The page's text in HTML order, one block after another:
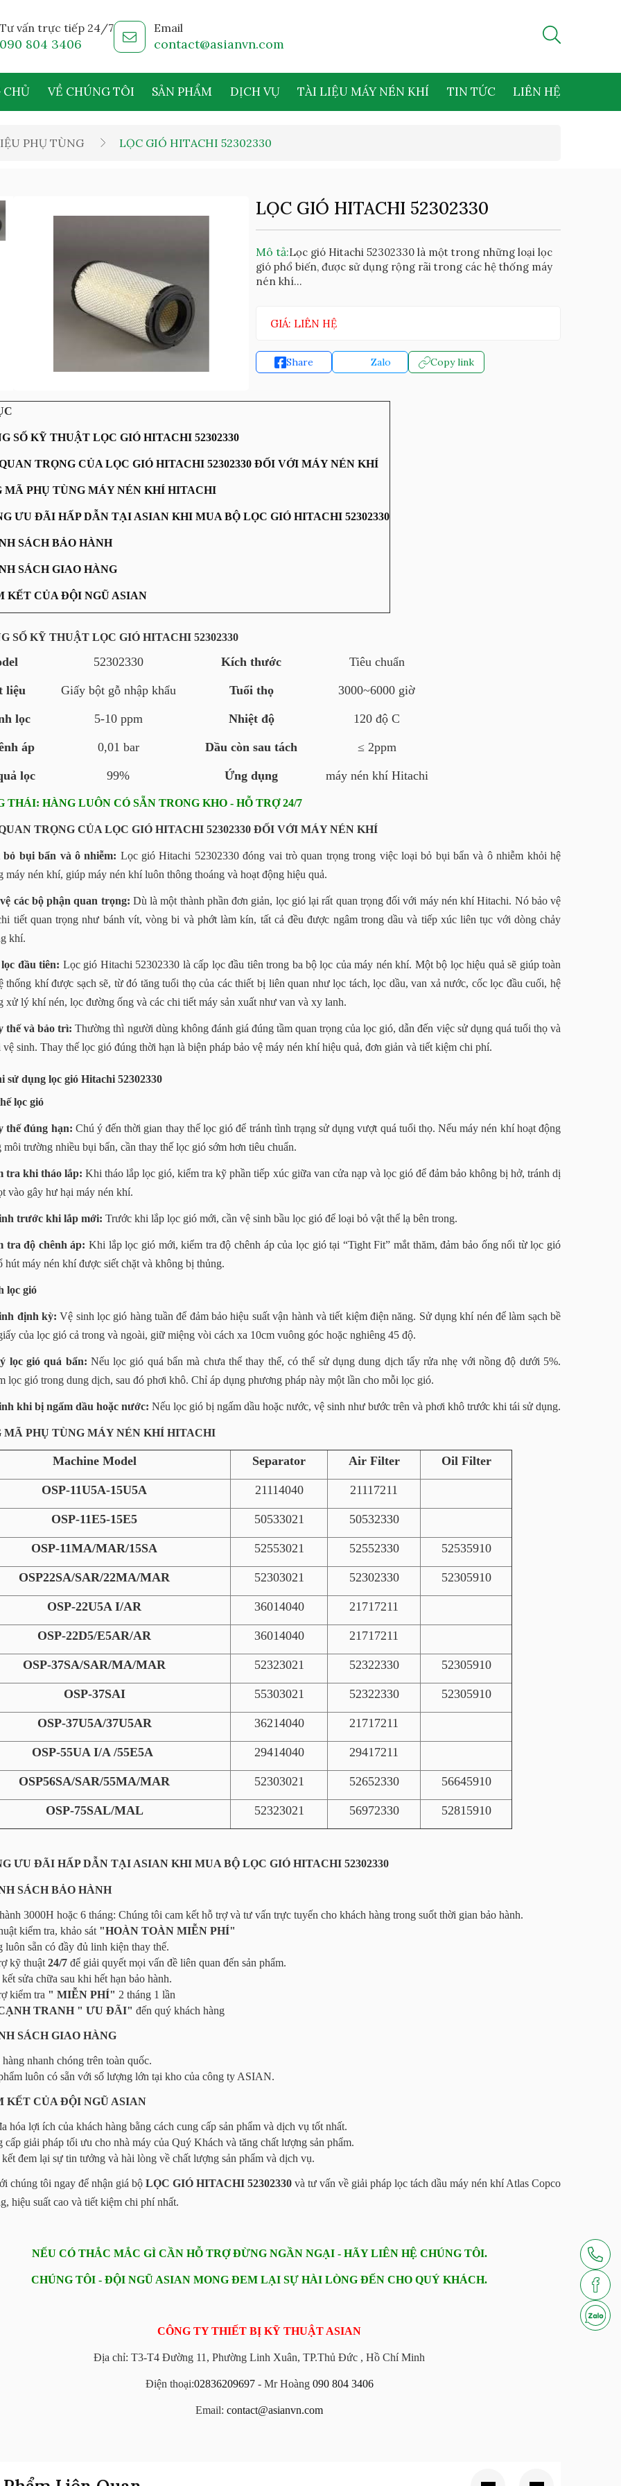
Tư vấn trực tiếp 24/7
090 804 3406
Email
contact@asianvn.com
CHỦ VỀ CHÚNG TÔI SẢN PHẨM DỊCH VỤ TÀI LIỆU MÁY NÉN KHÍ TIN TỨC LIÊN HỆ
PHỤ TÙNG LỌC GIÓ HITACHI 52302330
LỌC GIÓ HITACHI 52302330
Mô tả:Lọc gió Hitachi 52302330 là một trong những loại lọc
gió phổ biến, được sử dụng rộng rãi trong các hệ thống máy
nén khí...
GIÁ: LIÊN HỆ
Share Zalo Copy link
SỐ KỸ THUẬT LỌC GIÓ HITACHI 52302330
TRỌNG CỦA LỌC GIÓ HITACHI 52302330 ĐỐI VỚI MÁY NÉN KHÍ
MÃ PHỤ TÙNG MÁY NÉN KHÍ HITACHI
ƯU ĐÃI HẤP DẪN TẠI ASIAN KHI MUA BỘ LỌC GIÓ HITACHI 52302330
SÁCH BẢO HÀNH
SÁCH GIAO HÀNG
KẾT CỦA ĐỘI NGŨ ASIAN
SỐ KỸ THUẬT LỌC GIÓ HITACHI 52302330
52302330 Kích thước Tiêu chuẩn
liệu Giấy bột gỗ nhập khẩu Tuổi thọ 3000~6000 giờ
lọc 5-10 ppm Nhiệt độ 120 độ C
áp 0,01 bar Dầu còn sau tách ≤ 2ppm
lọc 99% Ứng dụng máy nén khí Hitachi
THÁI: HÀNG LUÔN CÓ SẴN TRONG KHO - HỖ TRỢ 24/7
TRỌNG CỦA LỌC GIÓ HITACHI 52302330 ĐỐI VỚI MÁY NÉN KHÍ
bỏ bụi bẩn và ô nhiễm: Lọc gió Hitachi 52302330 đóng vai trò quan trọng trong việc loại bỏ bụi bẩn và ô nhiễm khỏi hệ
máy nén khí, giúp máy nén khí luôn thông thoáng và hoạt động hiệu quả.
các bộ phận quan trọng: Dù là một thành phần đơn giản, lọc gió lại rất quan trọng đối với máy nén khí Hitachi. Nó bảo vệ
tiết quan trọng như bánh vít, vòng bi và phớt làm kín, tất cả đều được ngâm trong dầu và tiếp xúc liên tục với dòng chảy
khí.
đầu tiên: Lọc gió Hitachi 52302330 là cấp lọc đầu tiên trong ba bộ lọc của máy nén khí. Một bộ lọc hiệu quả sẽ giúp toàn
thống khí được sạch sẽ, từ đó tăng tuổi thọ của các thiết bị liên quan như lọc tách, lọc dầu, van xả nước, cốc lọc đầu cuối, hệ
xử lý khí nén, lọc đường ống và các chi tiết máy sản xuất như van và xy lanh.
thế và bảo trì: Thường thì người dùng không đánh giá đúng tầm quan trọng của lọc gió, dẫn đến việc sử dụng quá tuổi thọ và
sinh. Thay thế lọc gió đúng thời hạn là biện pháp bảo vệ máy nén khí hiệu quả, đơn giản và tiết kiệm chi phí.
sử dụng lọc gió Hitachi 52302330
lọc gió
thế đúng hạn: Chú ý đến thời gian thay thế lọc gió để tránh tình trạng sử dụng vượt quá tuổi thọ. Nếu máy nén khí hoạt động
môi trường nhiều bụi bẩn, cần thay thế lọc gió sớm hơn tiêu chuẩn.
tra khi tháo lắp: Khi tháo lắp lọc gió, kiểm tra kỹ phần tiếp xúc giữa van cửa nạp và lọc gió để đảm bảo không bị hở, tránh dị
vào gây hư hại máy nén khí.
trước khi lắp mới: Trước khi lắp lọc gió mới, cần vệ sinh bầu lọc gió để loại bỏ vật thể lạ bên trong.
tra độ chênh áp: Khi lắp lọc gió mới, kiểm tra độ chênh áp của lọc gió tại “Tight Fit” mắt thăm, đảm bảo ống nối từ lọc gió
hút máy nén khí được siết chặt và không bị thủng.
lọc gió
định kỳ: Vệ sinh lọc gió hàng tuần để đảm bảo hiệu suất vận hành và tiết kiệm điện năng. Sử dụng khí nén để làm sạch bề
của lọc gió cả trong và ngoài, giữ miệng vòi cách xa 10cm vuông góc hoặc nghiêng 45 độ.
lọc gió quá bẩn: Nếu lọc gió quá bẩn mà chưa thể thay thế, có thể sử dụng dung dịch tẩy rửa nhẹ với nồng độ dưới 5%.
lọc gió trong dung dịch, sau đó phơi khô. Chỉ áp dụng phương pháp này một lần cho mỗi lọc gió.
khi bị ngấm dầu hoặc nước: Nếu lọc gió bị ngấm dầu hoặc nước, vệ sinh như bước trên và phơi khô trước khi tái sử dụng.
MÃ PHỤ TÙNG MÁY NÉN KHÍ HITACHI
Machine Model Separator Air Filter Oil Filter
OSP-11U5A-15U5A 21114040 21117211
OSP-11E5-15E5 50533021 50532330
OSP-11MA/MAR/15SA 52553021 52552330 52535910
OSP22SA/SAR/22MA/MAR 52303021 52302330 52305910
OSP-22U5A I/AR 36014040 21717211
OSP-22D5/E5AR/AR 36014040 21717211
OSP-37SA/SAR/MA/MAR 52323021 52322330 52305910
OSP-37SAI 55303021 52322330 52305910
OSP-37U5A/37U5AR 36214040 21717211
OSP-55UA I/A /55E5A 29414040 29417211
OSP56SA/SAR/55MA/MAR 52303021 52652330 56645910
OSP-75SAL/MAL 52323021 56972330 52815910
ƯU ĐÃI HẤP DẪN TẠI ASIAN KHI MUA BỘ LỌC GIÓ HITACHI 52302330
SÁCH BẢO HÀNH
3000H hoặc 6 tháng: Chúng tôi cam kết hỗ trợ và tư vấn trực tuyến cho khách hàng trong suốt thời gian bảo hành.
kiểm tra, khảo sát "HOÀN TOÀN MIỄN PHÍ"
luôn sẵn có đầy đủ linh kiện thay thế.
kỹ thuật 24/7 để giải quyết mọi vấn đề liên quan đến sản phẩm.
sửa chữa sau khi hết hạn bảo hành.
kiểm tra " MIỄN PHÍ" 2 tháng 1 lần
TRANH " ƯU ĐÃI" đến quý khách hàng
SÁCH GIAO HÀNG
nhanh chóng trên toàn quốc.
luôn có sẵn với số lượng lớn tại kho của công ty ASIAN.
KẾT CỦA ĐỘI NGŨ ASIAN
hóa lợi ích của khách hàng bằng cách cung cấp sản phẩm và dịch vụ tốt nhất.
cấp giải pháp tối ưu cho nhà máy của Quý Khách và tăng chất lượng sản phẩm.
kết đem lại sự tin tưởng và hài lòng về chất lượng sản phẩm và dịch vụ.
chúng tôi ngay để nhận giá bộ LỌC GIÓ HITACHI 52302330 và tư vấn về giải pháp lọc tách dầu máy nén khí Atlas Copco
hiệu suất cao và tiết kiệm chi phí nhất.
NẾU CÓ THẮC MẮC GÌ CẦN HỖ TRỢ ĐỪNG NGẦN NGẠI - HÃY LIÊN HỆ CHÚNG TÔI.
CHÚNG TÔI - ĐỘI NGŨ ASIAN MONG ĐEM LẠI SỰ HÀI LÒNG ĐẾN CHO QUÝ KHÁCH.
CÔNG TY THIẾT BỊ KỸ THUẬT ASIAN
Địa chỉ: T3-T4 Đường 11, Phường Linh Xuân, TP.Thủ Đức , Hồ Chí Minh
Điện thoại:02836209697- Mr Hoàng 090 804 3406
Email: contact@asianvn.com